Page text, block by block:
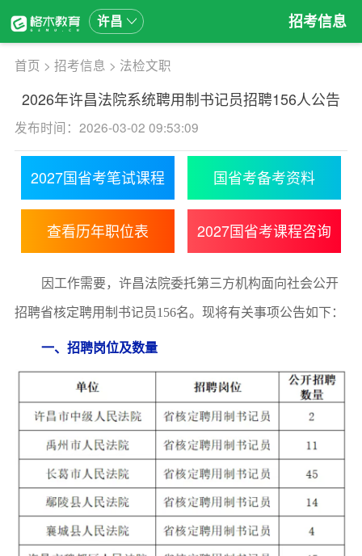
许昌 招考信息
首页 > 招考信息 > 法检文职
2026年许昌法院系统聘用制书记员招聘156人公告
发布时间：2026-03-02 09:53:09
2027国省考笔试课程 国省考备考资料
查看历年职位表 2027国省考课程咨询
因 工作需要，许昌法院委托第三方机构面向社会公开
招聘省核定聘用制书记员156名。现将有关事项公告如下：
一、招聘岗位及数量